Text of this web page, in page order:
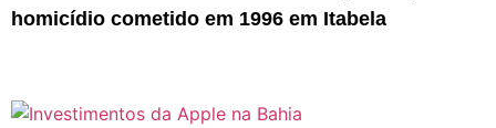
homicídio cometido em 1996 em Itabela